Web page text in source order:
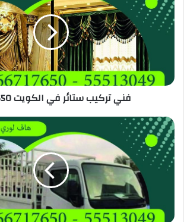
فني تركيب ستائر في الكويت 66717650